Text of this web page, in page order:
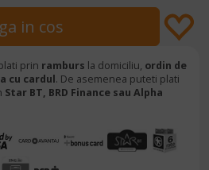
prin ramburs la domiciliu, ordin de
cu cardul. De asemenea puteti plati
Star BT, BRD Finance sau Alpha